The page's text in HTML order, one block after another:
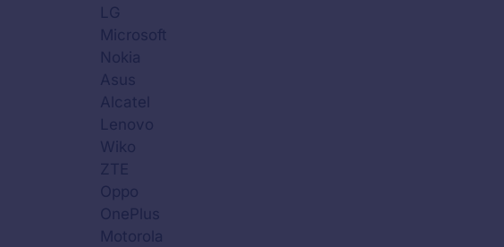
LG
Microsoft
Nokia
Asus
Alcatel
Lenovo
Wiko
ZTE
Oppo
OnePlus
Motorola